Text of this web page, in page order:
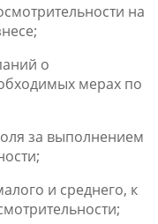
на
о
мерах по
за выполнением
и среднего, к